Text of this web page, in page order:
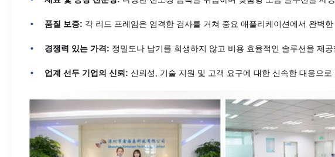
품질 보증: 각 리드 프레임은 엄격한 검사를 거쳐 중요 애플리케이션에서 완벽
경쟁력 있는 가격: 정밀도나 납기를 희생하지 않고 비용 효율적인 솔루션을 제공
업계 선두 기업의 신뢰: 신뢰성, 기술 지원 및 고객 요구에 대한 신속한 대응으로